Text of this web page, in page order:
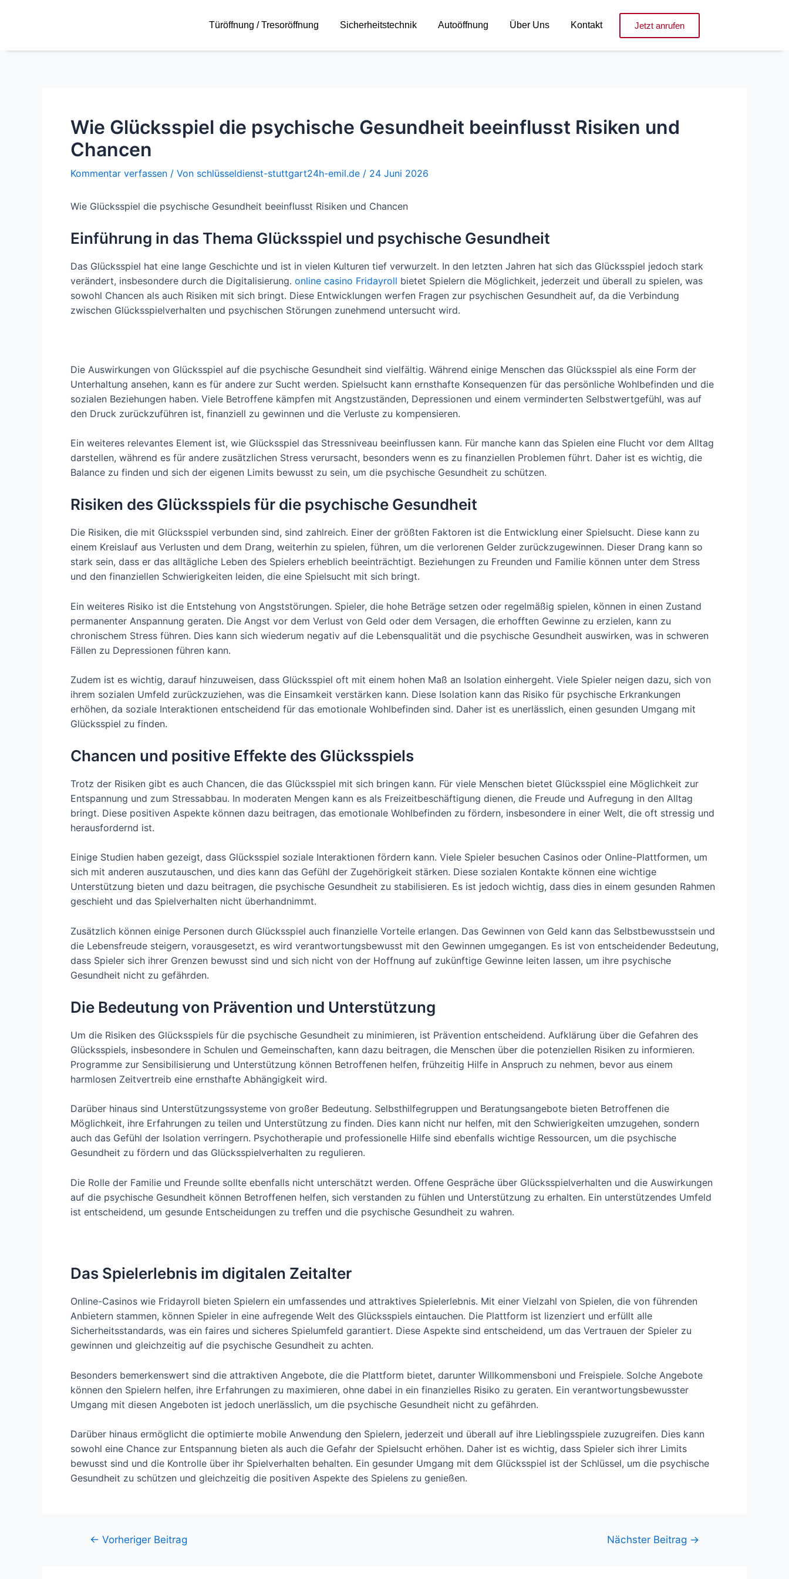
Türöffnung / Tresoröffnung Sicherheitstechnik Autoöffnung Über Uns Kontakt Jetzt anrufen
Wie Glücksspiel die psychische Gesundheit beeinflusst Risiken und
Chancen
Kommentar verfassen / Von schlüsseldienst-stuttgart24h-emil.de / 24 Juni 2026
Wie Glücksspiel die psychische Gesundheit beeinflusst Risiken und Chancen
Einführung in das Thema Glücksspiel und psychische Gesundheit
Das Glücksspiel hat eine lange Geschichte und ist in vielen Kulturen tief verwurzelt. In den letzten Jahren hat sich das Glücksspiel jedoch stark
verändert, insbesondere durch die Digitalisierung. online casino Fridayroll bietet Spielern die Möglichkeit, jederzeit und überall zu spielen, was
sowohl Chancen als auch Risiken mit sich bringt. Diese Entwicklungen werfen Fragen zur psychischen Gesundheit auf, da die Verbindung
zwischen Glücksspielverhalten und psychischen Störungen zunehmend untersucht wird.
Die Auswirkungen von Glücksspiel auf die psychische Gesundheit sind vielfältig. Während einige Menschen das Glücksspiel als eine Form der
Unterhaltung ansehen, kann es für andere zur Sucht werden. Spielsucht kann ernsthafte Konsequenzen für das persönliche Wohlbefinden und die
sozialen Beziehungen haben. Viele Betroffene kämpfen mit Angstzuständen, Depressionen und einem verminderten Selbstwertgefühl, was auf
den Druck zurückzuführen ist, finanziell zu gewinnen und die Verluste zu kompensieren.
Ein weiteres relevantes Element ist, wie Glücksspiel das Stressniveau beeinflussen kann. Für manche kann das Spielen eine Flucht vor dem Alltag
darstellen, während es für andere zusätzlichen Stress verursacht, besonders wenn es zu finanziellen Problemen führt. Daher ist es wichtig, die
Balance zu finden und sich der eigenen Limits bewusst zu sein, um die psychische Gesundheit zu schützen.
Risiken des Glücksspiels für die psychische Gesundheit
Die Risiken, die mit Glücksspiel verbunden sind, sind zahlreich. Einer der größten Faktoren ist die Entwicklung einer Spielsucht. Diese kann zu
einem Kreislauf aus Verlusten und dem Drang, weiterhin zu spielen, führen, um die verlorenen Gelder zurückzugewinnen. Dieser Drang kann so
stark sein, dass er das alltägliche Leben des Spielers erheblich beeinträchtigt. Beziehungen zu Freunden und Familie können unter dem Stress
und den finanziellen Schwierigkeiten leiden, die eine Spielsucht mit sich bringt.
Ein weiteres Risiko ist die Entstehung von Angststörungen. Spieler, die hohe Beträge setzen oder regelmäßig spielen, können in einen Zustand
permanenter Anspannung geraten. Die Angst vor dem Verlust von Geld oder dem Versagen, die erhofften Gewinne zu erzielen, kann zu
chronischem Stress führen. Dies kann sich wiederum negativ auf die Lebensqualität und die psychische Gesundheit auswirken, was in schweren
Fällen zu Depressionen führen kann.
Zudem ist es wichtig, darauf hinzuweisen, dass Glücksspiel oft mit einem hohen Maß an Isolation einhergeht. Viele Spieler neigen dazu, sich von
ihrem sozialen Umfeld zurückzuziehen, was die Einsamkeit verstärken kann. Diese Isolation kann das Risiko für psychische Erkrankungen
erhöhen, da soziale Interaktionen entscheidend für das emotionale Wohlbefinden sind. Daher ist es unerlässlich, einen gesunden Umgang mit
Glücksspiel zu finden.
Chancen und positive Effekte des Glücksspiels
Trotz der Risiken gibt es auch Chancen, die das Glücksspiel mit sich bringen kann. Für viele Menschen bietet Glücksspiel eine Möglichkeit zur
Entspannung und zum Stressabbau. In moderaten Mengen kann es als Freizeitbeschäftigung dienen, die Freude und Aufregung in den Alltag
bringt. Diese positiven Aspekte können dazu beitragen, das emotionale Wohlbefinden zu fördern, insbesondere in einer Welt, die oft stressig und
herausfordernd ist.
Einige Studien haben gezeigt, dass Glücksspiel soziale Interaktionen fördern kann. Viele Spieler besuchen Casinos oder Online-Plattformen, um
sich mit anderen auszutauschen, und dies kann das Gefühl der Zugehörigkeit stärken. Diese sozialen Kontakte können eine wichtige
Unterstützung bieten und dazu beitragen, die psychische Gesundheit zu stabilisieren. Es ist jedoch wichtig, dass dies in einem gesunden Rahmen
geschieht und das Spielverhalten nicht überhandnimmt.
Zusätzlich können einige Personen durch Glücksspiel auch finanzielle Vorteile erlangen. Das Gewinnen von Geld kann das Selbstbewusstsein und
die Lebensfreude steigern, vorausgesetzt, es wird verantwortungsbewusst mit den Gewinnen umgegangen. Es ist von entscheidender Bedeutung,
dass Spieler sich ihrer Grenzen bewusst sind und sich nicht von der Hoffnung auf zukünftige Gewinne leiten lassen, um ihre psychische
Gesundheit nicht zu gefährden.
Die Bedeutung von Prävention und Unterstützung
Um die Risiken des Glücksspiels für die psychische Gesundheit zu minimieren, ist Prävention entscheidend. Aufklärung über die Gefahren des
Glücksspiels, insbesondere in Schulen und Gemeinschaften, kann dazu beitragen, die Menschen über die potenziellen Risiken zu informieren.
Programme zur Sensibilisierung und Unterstützung können Betroffenen helfen, frühzeitig Hilfe in Anspruch zu nehmen, bevor aus einem
harmlosen Zeitvertreib eine ernsthafte Abhängigkeit wird.
Darüber hinaus sind Unterstützungssysteme von großer Bedeutung. Selbsthilfegruppen und Beratungsangebote bieten Betroffenen die
Möglichkeit, ihre Erfahrungen zu teilen und Unterstützung zu finden. Dies kann nicht nur helfen, mit den Schwierigkeiten umzugehen, sondern
auch das Gefühl der Isolation verringern. Psychotherapie und professionelle Hilfe sind ebenfalls wichtige Ressourcen, um die psychische
Gesundheit zu fördern und das Glücksspielverhalten zu regulieren.
Die Rolle der Familie und Freunde sollte ebenfalls nicht unterschätzt werden. Offene Gespräche über Glücksspielverhalten und die Auswirkungen
auf die psychische Gesundheit können Betroffenen helfen, sich verstanden zu fühlen und Unterstützung zu erhalten. Ein unterstützendes Umfeld
ist entscheidend, um gesunde Entscheidungen zu treffen und die psychische Gesundheit zu wahren.
Das Spielerlebnis im digitalen Zeitalter
Online-Casinos wie Fridayroll bieten Spielern ein umfassendes und attraktives Spielerlebnis. Mit einer Vielzahl von Spielen, die von führenden
Anbietern stammen, können Spieler in eine aufregende Welt des Glücksspiels eintauchen. Die Plattform ist lizenziert und erfüllt alle
Sicherheitsstandards, was ein faires und sicheres Spielumfeld garantiert. Diese Aspekte sind entscheidend, um das Vertrauen der Spieler zu
gewinnen und gleichzeitig auf die psychische Gesundheit zu achten.
Besonders bemerkenswert sind die attraktiven Angebote, die die Plattform bietet, darunter Willkommensboni und Freispiele. Solche Angebote
können den Spielern helfen, ihre Erfahrungen zu maximieren, ohne dabei in ein finanzielles Risiko zu geraten. Ein verantwortungsbewusster
Umgang mit diesen Angeboten ist jedoch unerlässlich, um die psychische Gesundheit nicht zu gefährden.
Darüber hinaus ermöglicht die optimierte mobile Anwendung den Spielern, jederzeit und überall auf ihre Lieblingsspiele zuzugreifen. Dies kann
sowohl eine Chance zur Entspannung bieten als auch die Gefahr der Spielsucht erhöhen. Daher ist es wichtig, dass Spieler sich ihrer Limits
bewusst sind und die Kontrolle über ihr Spielverhalten behalten. Ein gesunder Umgang mit dem Glücksspiel ist der Schlüssel, um die psychische
Gesundheit zu schützen und gleichzeitig die positiven Aspekte des Spielens zu genießen.
← Vorheriger Beitrag Nächster Beitrag →